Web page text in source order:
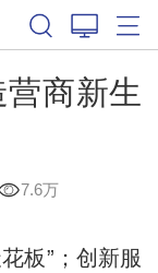
营商新生
7.6万
板”；创新服